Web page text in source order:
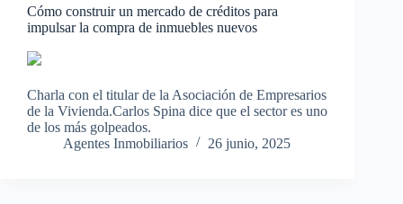
Cómo construir un mercado de créditos para
impulsar la compra de inmuebles nuevos
Charla con el titular de la Asociación de Empresarios
de la Vivienda.Carlos Spina dice que el sector es uno
de los más golpeados.
Agentes Inmobiliarios
26 junio, 2025